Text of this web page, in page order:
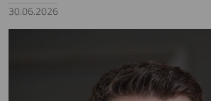
30.06.2026